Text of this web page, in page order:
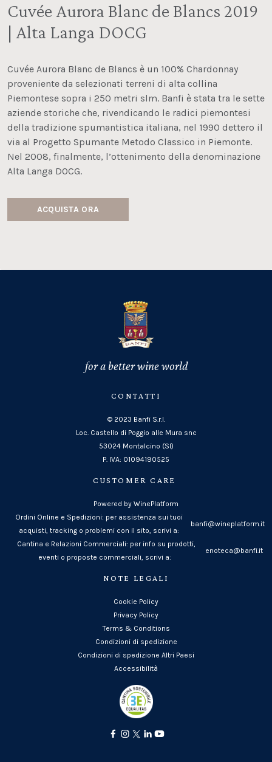
Cuvée Aurora Blanc de Blancs 2019
| Alta Langa DOCG
Cuvée Aurora Blanc de Blancs è un 100% Chardonnay
proveniente da selezionati terreni di alta collina
Piemontese sopra i 250 metri slm. Banfi è stata tra le sette
aziende storiche che, rivendicando le radici piemontesi
della tradizione spumantistica italiana, nel 1990 dettero il
via al Progetto Spumante Metodo Classico in Piemonte.
Nel 2008, finalmente, l’ottenimento della denominazione
Alta Langa DOCG.
ACQUISTA ORA
for a better wine world
CONTATTI
© 2023 Banfi S.r.l.
Loc. Castello di Poggio alle Mura snc
53024 Montalcino (SI)
P. IVA: 01094190525
CUSTOMER CARE
Powered by WinePlatform
Ordini Online e Spedizioni: per assistenza sui tuoi
acquisti, tracking o problemi con il sito, scrivi a:
banfi@wineplatform.it
Cantina e Relazioni Commerciali: per info su prodotti,
eventi o proposte commerciali, scrivi a:
enoteca@banfi.it
NOTE LEGALI
Cookie Policy
Privacy Policy
Terms & Conditions
Condizioni di spedizione
Condizioni di spedizione Altri Paesi
Accessibilità